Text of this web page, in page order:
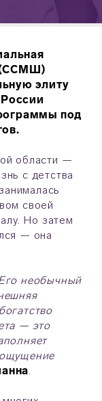
(ССМШ)
элиту
под
области —
с детства
своей
Но затем
— она
необычный
— это
.